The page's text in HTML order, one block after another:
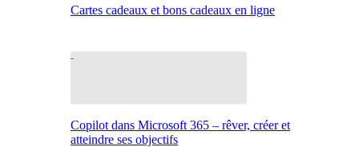
Cartes cadeaux et bons cadeaux en ligne
Copilot dans Microsoft 365 – rêver, créer et
atteindre ses objectifs